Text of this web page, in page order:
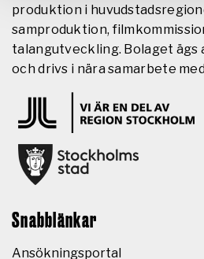
produktion i
samproduktion,
talangutveckling. Bolaget ägs
och drivs i nära samarbete
Snabblänkar
Ansökningsportal